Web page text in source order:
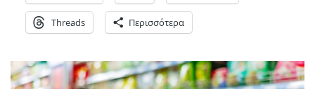
Threads Περισσότερα